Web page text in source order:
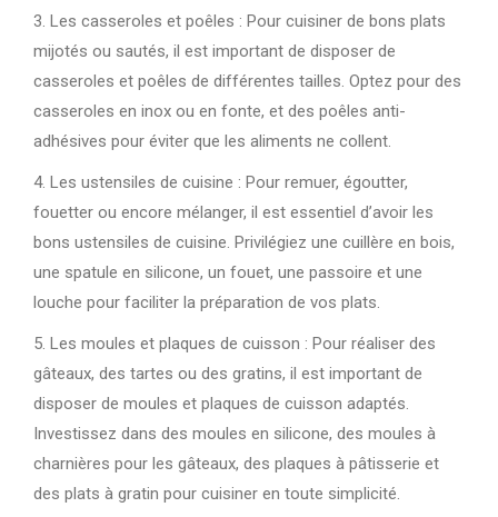
3. Les casseroles et poêles : Pour cuisiner de bons plats
mijotés ou sautés, il est important de disposer de
casseroles et poêles de différentes tailles. Optez pour des
casseroles en inox ou en fonte, et des poêles anti-
adhésives pour éviter que les aliments ne collent.
4. Les ustensiles de cuisine : Pour remuer, égoutter,
fouetter ou encore mélanger, il est essentiel d’avoir les
bons ustensiles de cuisine. Privilégiez une cuillère en bois,
une spatule en silicone, un fouet, une passoire et une
louche pour faciliter la préparation de vos plats.
5. Les moules et plaques de cuisson : Pour réaliser des
gâteaux, des tartes ou des gratins, il est important de
disposer de moules et plaques de cuisson adaptés.
Investissez dans des moules en silicone, des moules à
charnières pour les gâteaux, des plaques à pâtisserie et
des plats à gratin pour cuisiner en toute simplicité.